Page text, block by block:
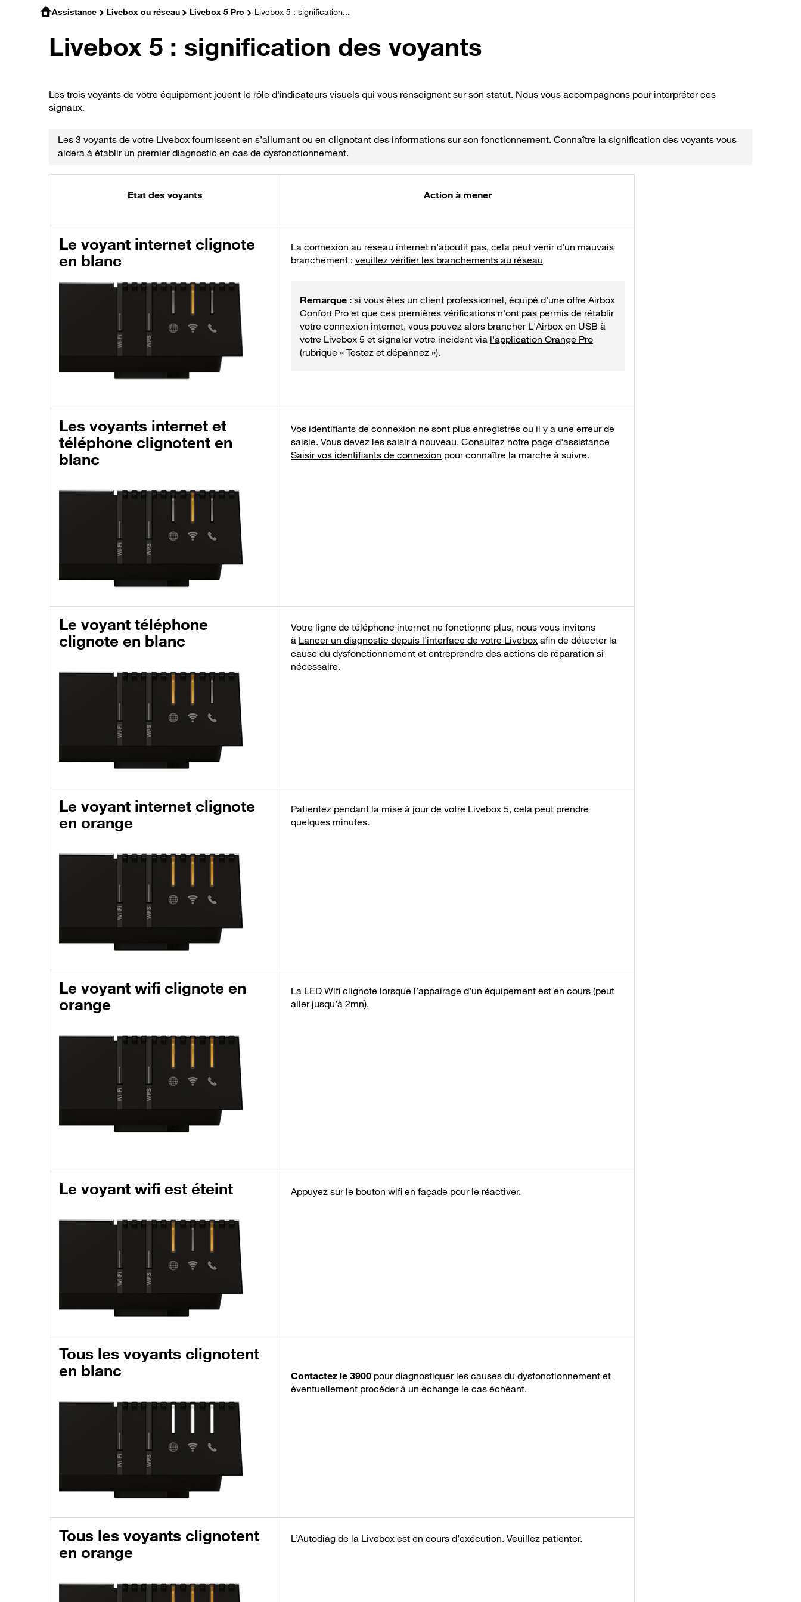
Assistance Livebox ou réseau Livebox 5 Pro Livebox 5 : signification...
Livebox 5 : signification des voyants
Les trois voyants de votre équipement jouent le rôle d'indicateurs visuels qui vous renseignent sur son statut. Nous vous accompagnons pour interpréter ces
signaux.
Les 3 voyants de votre Livebox fournissent en s’allumant ou en clignotant des informations sur son fonctionnement. Connaître la signification des voyants vous
aidera à établir un premier diagnostic en cas de dysfonctionnement.
Etat des voyants Action à mener
Le voyant internet clignote
en blanc
La connexion au réseau internet n'aboutit pas, cela peut venir d'un mauvais
branchement : veuillez vérifier les branchements au réseau
si vous êtes un client professionnel, équipé d'une offre Airbox
Confort Pro et que ces premières vérifications n'ont pas permis de rétablir
votre connexion internet, vous pouvez alors brancher L'Airbox en USB à
votre Livebox 5 et signaler votre incident via l'application Orange Pro
(rubrique « Testez et dépannez »).
Les voyants internet et
téléphone clignotent en
blanc
Vos identifiants de connexion ne sont plus enregistrés ou il y a une erreur de
saisie. Vous devez les saisir à nouveau. Consultez notre page d'assistance
Saisir vos identifiants de connexion pour connaître la marche à suivre.
Le voyant téléphone
clignote en blanc
Votre ligne de téléphone internet ne fonctionne plus, nous vous invitons
à Lancer un diagnostic depuis l'interface de votre Livebox afin de détecter la
cause du dysfonctionnement et entreprendre des actions de réparation si
nécessaire.
Le voyant internet clignote
en orange
Patientez pendant la mise à jour de votre Livebox 5, cela peut prendre
quelques minutes.
Le voyant wifi clignote en
orange
La LED Wifi clignote lorsque l’appairage d’un équipement est en cours (peut
aller jusqu’à 2mn).
Le voyant wifi est éteint Appuyez sur le bouton wifi en façade pour le réactiver.
Tous les voyants clignotent
en blanc
Contactez le 3900 pour diagnostiquer les causes du dysfonctionnement et
éventuellement procéder à un échange le cas échéant.
Tous les voyants clignotent
en orange
L’Autodiag de la Livebox est en cours d’exécution. Veuillez patienter.